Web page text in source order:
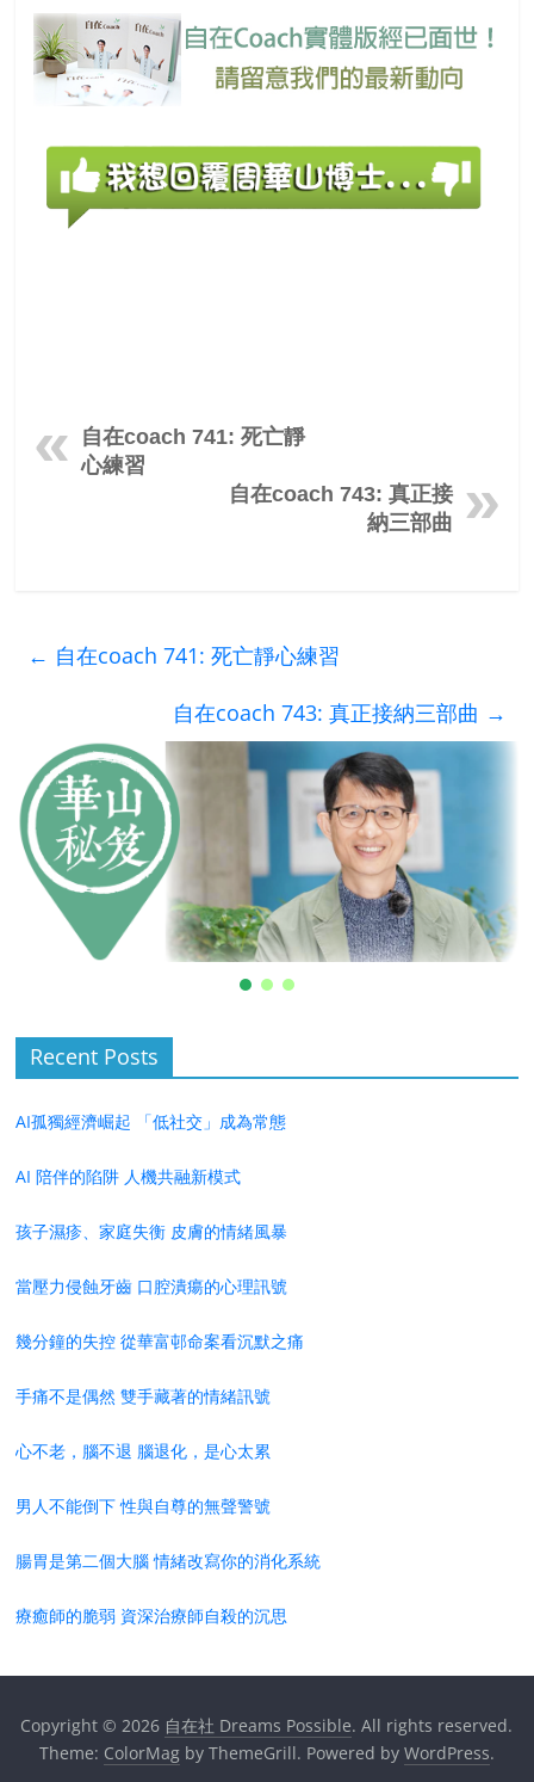
自在coach 741: 死亡靜
心練習
自在coach 743: 真正接
納三部曲
← 自在coach 741: 死亡靜心練習
自在coach 743: 真正接納三部曲 →
Recent Posts
AI孤獨經濟崛起 「低社交」成為常態
AI 陪伴的陷阱 人機共融新模式
孩子濕疹、家庭失衡 皮膚的情緒風暴
當壓力侵蝕牙齒 口腔潰瘍的心理訊號
幾分鐘的失控 從華富邨命案看沉默之痛
手痛不是偶然 雙手藏著的情緒訊號
心不老，腦不退 腦退化，是心太累
男人不能倒下 性與自尊的無聲警號
腸胃是第二個大腦 情緒改寫你的消化系統
療癒師的脆弱 資深治療師自殺的沉思
Copyright © 2026 自在社 Dreams Possible. All rights reserved.
Theme: ColorMagby ThemeGrill. Powered by WordPress.